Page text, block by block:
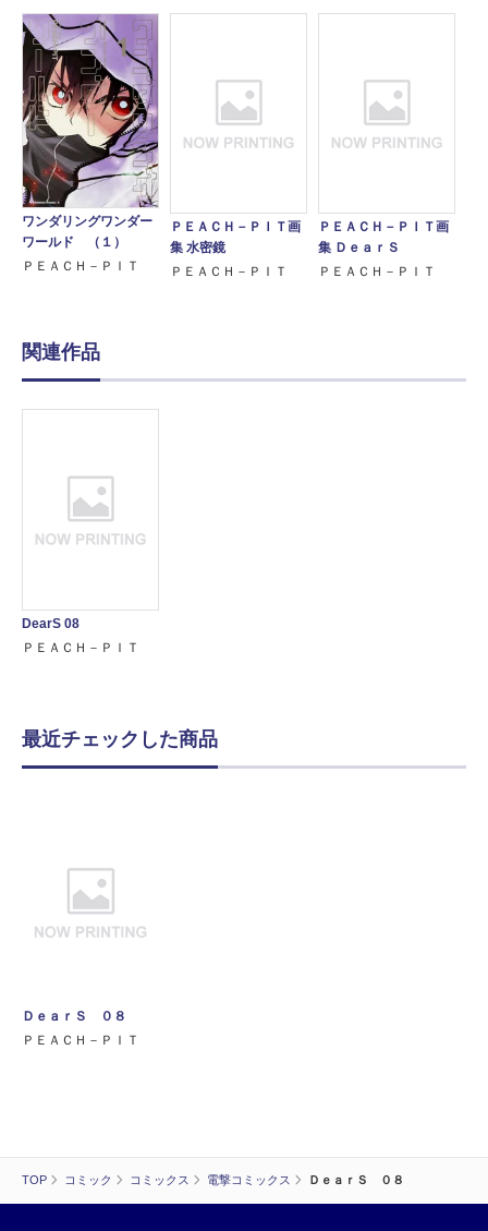
TOP コミック コミックス 電撃コミックス ＤｅａｒＳ ０８
ワンダリングワンダー
ワールド （１）
ＰＥＡＣＨ－ＰＩＴ
ＰＥＡＣＨ－ＰＩＴ画
集 水密鏡
ＰＥＡＣＨ－ＰＩＴ
ＰＥＡＣＨ－ＰＩＴ画
集 ＤｅａｒＳ
ＰＥＡＣＨ－ＰＩＴ
関連作品
DearS 08
ＰＥＡＣＨ－ＰＩＴ
最近チェックした商品
ＤｅａｒＳ ０８
ＰＥＡＣＨ－ＰＩＴ